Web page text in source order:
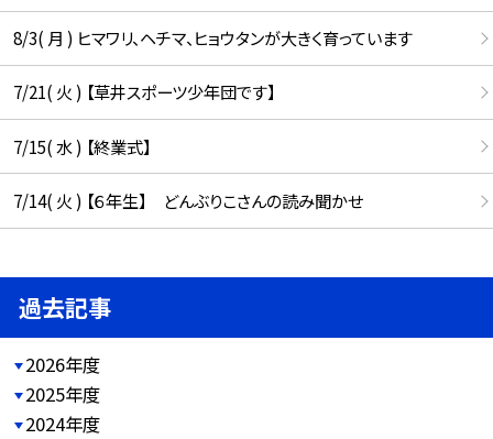
8/3( 月 ) ヒマワリ、ヘチマ、ヒョウタンが大きく育っています
7/21( 火 ) 【草井スポーツ少年団です】
7/15( 水 ) 【終業式】
7/14( 火 ) 【６年生】 どんぶりこさんの読み聞かせ
過去記事
2026年度
2025年度
2024年度